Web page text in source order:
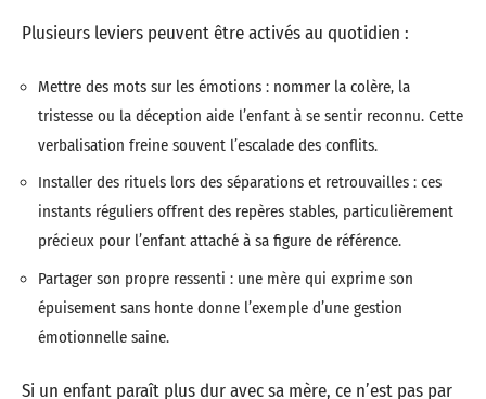
Plusieurs leviers peuvent être activés au quotidien :
Mettre des mots sur les émotions : nommer la colère, la
tristesse ou la déception aide l’enfant à se sentir reconnu. Cette
verbalisation freine souvent l’escalade des conflits.
Installer des rituels lors des séparations et retrouvailles : ces
instants réguliers offrent des repères stables, particulièrement
précieux pour l’enfant attaché à sa figure de référence.
Partager son propre ressenti : une mère qui exprime son
épuisement sans honte donne l’exemple d’une gestion
émotionnelle saine.
Si un enfant paraît plus dur avec sa mère, ce n’est pas par